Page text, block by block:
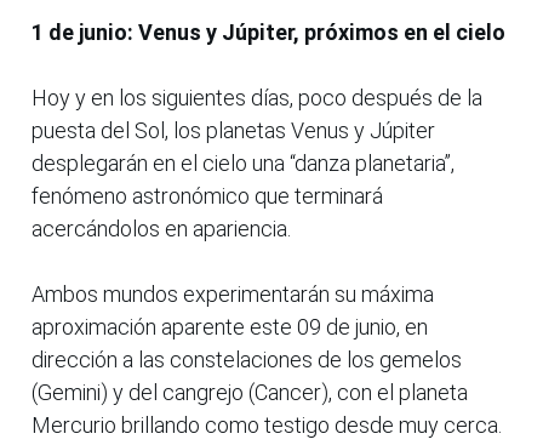
1 de junio: Venus y Júpiter, próximos en el cielo
Hoy y en los siguientes días, poco después de la
puesta del Sol, los planetas Venus y Júpiter
desplegarán en el cielo una “danza planetaria”,
fenómeno astronómico que terminará
acercándolos en apariencia.
Ambos mundos experimentarán su máxima
aproximación aparente este 09 de junio, en
dirección a las constelaciones de los gemelos
(Gemini) y del cangrejo (Cancer), con el planeta
Mercurio brillando como testigo desde muy cerca.